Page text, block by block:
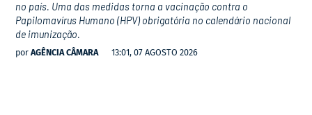
no país. Uma das medidas torna a vacinação contra o
Papilomavírus Humano (HPV) obrigatória no calendário nacional
de imunização.
por AGÊNCIA CÂMARA 13:01, 07 AGOSTO 2026